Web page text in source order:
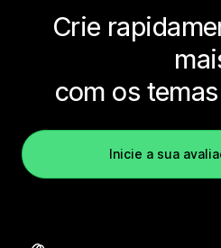
Crie
com os
Inicie a sua